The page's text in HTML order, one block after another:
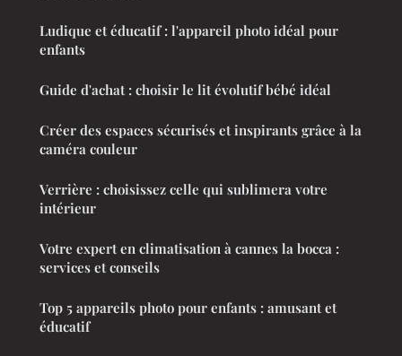
Ludique et éducatif : l'appareil photo idéal pour
enfants
Guide d'achat : choisir le lit évolutif bébé idéal
Créer des espaces sécurisés et inspirants grâce à la
caméra couleur
Verrière : choisissez celle qui sublimera votre
intérieur
Votre expert en climatisation à cannes la bocca :
services et conseils
Top 5 appareils photo pour enfants : amusant et
éducatif